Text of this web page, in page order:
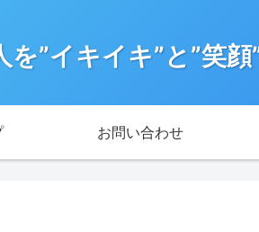
”イキイキ”と”笑
お問い合わせ